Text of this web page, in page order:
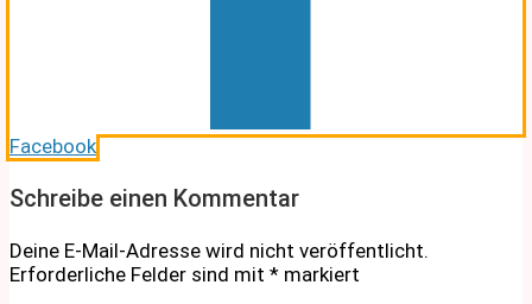
Facebook
Schreibe einen Kommentar
Deine E-Mail-Adresse wird nicht veröffentlicht.
Erforderliche Felder sind mit * markiert